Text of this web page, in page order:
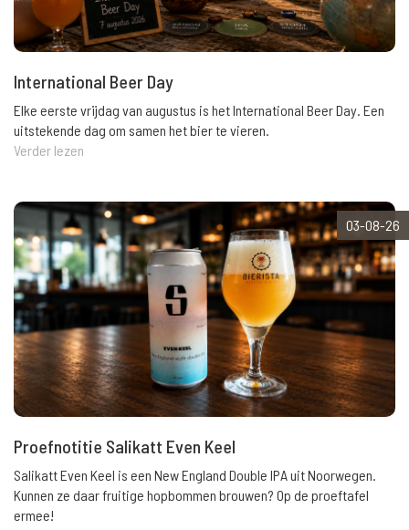
International Beer Day
Elke eerste vrijdag van augustus is het International Beer Day. Een
uitstekende dag om samen het bier te vieren.
Verder lezen
03-08-26
Proefnotitie Salikatt Even Keel
Salikatt Even Keel is een New England Double IPA uit Noorwegen.
Kunnen ze daar fruitige hopbommen brouwen? Op de proeftafel
ermee!